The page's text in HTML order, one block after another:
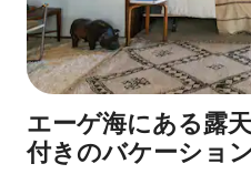
エーゲ海にある露
付きのバケーショ